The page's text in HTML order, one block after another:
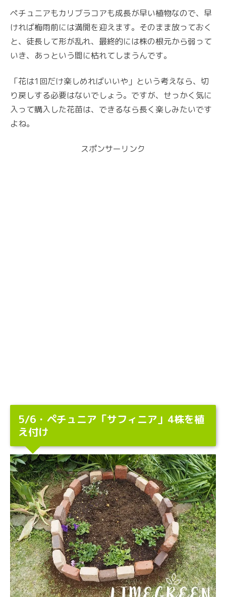
ペチュニアもカリブラコアも成長が早い植物なので、早
ければ梅雨前には満開を迎えます。そのまま放っておく
と、徒長して形が乱れ、最終的には株の根元から弱って
いき、あっという間に枯れてしまうんです。
「花は1回だけ楽しめればいいや」という考えなら、切
り戻しする必要はないでしょう。ですが、せっかく気に
入って購入した花苗は、できるなら長く楽しみたいです
よね。
スポンサーリンク
5/6・ペチュニア「サフィニア」4株を植
え付け